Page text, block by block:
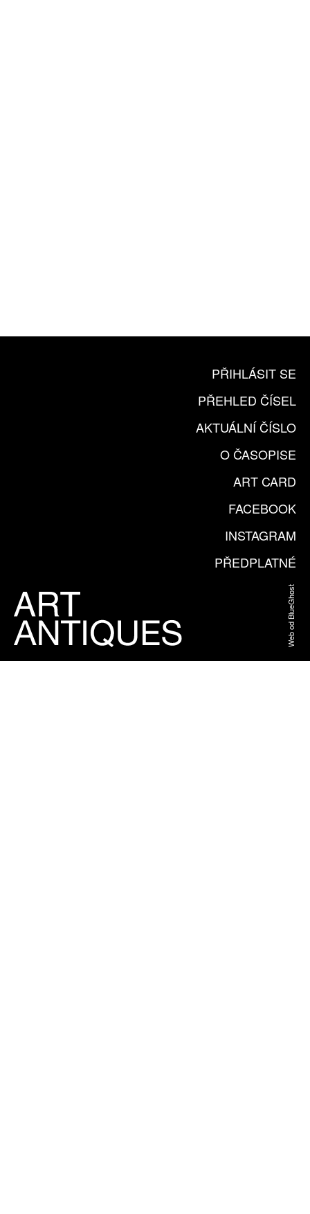
PŘIHLÁSIT SE
PŘEHLED ČÍSEL
AKTUÁLNÍ ČÍSLO
O ČASOPISE
ART CARD
FACEBOOK
INSTAGRAM
PŘEDPLATNÉ
Web od BlueGhost